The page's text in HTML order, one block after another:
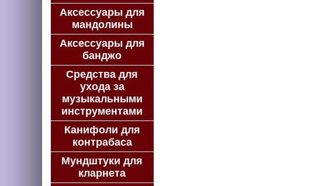
Аксессуары для
мандолины
Аксессуары для
банджо
Средства для
ухода за
музыкальными
инструментами
Канифоли для
контрабаса
Мундштуки для
кларнета